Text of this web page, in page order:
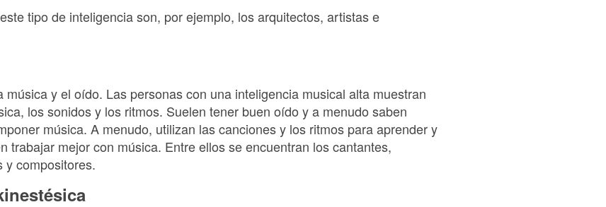
tipo de inteligencia son, por ejemplo, los arquitectos, artistas e
y el oído. Las personas con una inteligencia musical alta muestran
los sonidos y los ritmos. Suelen tener buen oído y a menudo saben
música. A menudo, utilizan las canciones y los ritmos para aprender y
trabajar mejor con música. Entre ellos se encuentran los cantantes,
y compositores.